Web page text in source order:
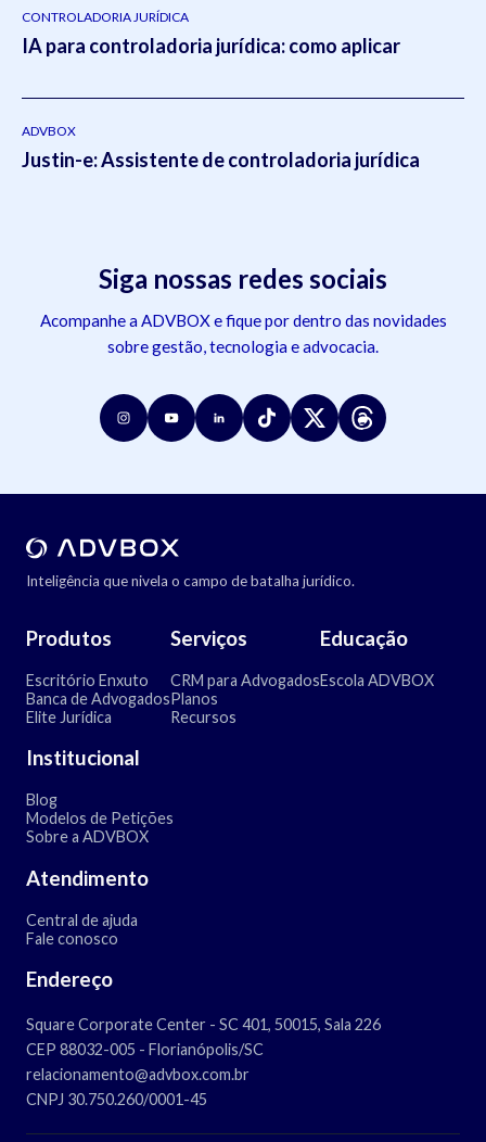
CONTROLADORIA JURÍDICA
IA para controladoria jurídica: como aplicar
ADVBOX
Justin-e: Assistente de controladoria jurídica
Siga nossas redes sociais
Acompanhe a ADVBOX e fique por dentro das novidades
sobre gestão, tecnologia e advocacia.
Inteligência que nivela o campo de batalha jurídico.
Produtos
Escritório Enxuto
Banca de Advogados
Elite Jurídica
Serviços
CRM para Advogados
Planos
Recursos
Educação
Escola ADVBOX
Institucional
Blog
Modelos de Petições
Sobre a ADVBOX
Atendimento
Central de ajuda
Fale conosco
Endereço
Square Corporate Center - SC 401, 50015, Sala 226
CEP 88032-005 - Florianópolis/SC
relacionamento@advbox.com.br
CNPJ 30.750.260/0001-45